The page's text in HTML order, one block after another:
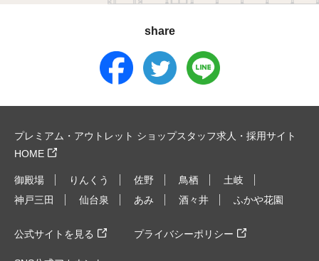
share
プレミアム・アウトレット ショップスタッフ求人・採用サイト
HOME
御殿場 りんくう 佐野 鳥栖
土岐
神戸三田
仙台泉 あみ 酒々井 ふかや花園
公式サイトを見る プライバシーポリシー